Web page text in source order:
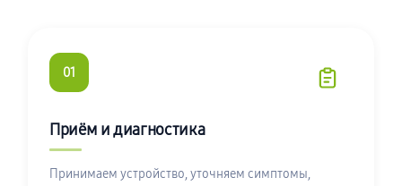
01
Приём и диагностика
Принимаем устройство, уточняем симптомы,